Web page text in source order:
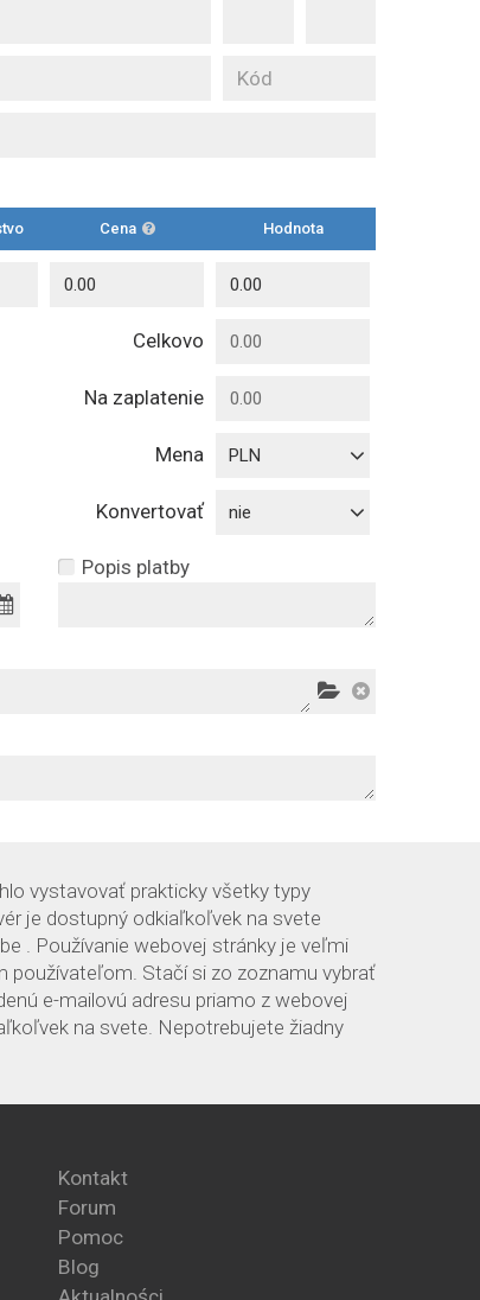
Cena Hodnota
Celkovo
Na zaplatenie
Mena PLN
Konvertovať nie
Popis platby
vystavovať prakticky všetky typy
je dostupný odkiaľkoľvek na svete
. Používanie webovej stránky je veľmi
používateľom. Stačí si zo zoznamu vybrať
e-mailovú adresu priamo z webovej
na svete. Nepotrebujete žiadny
Kontakt
Forum
Pomoc
Blog